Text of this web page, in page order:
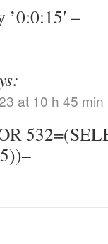
’0:0:15′ –
at 10 h 45 min